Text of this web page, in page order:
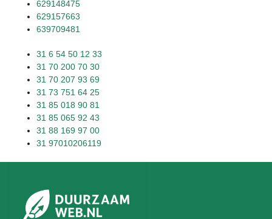
629148475
629157663
639709481
31 6 54 50 12 33
31 70 200 70 30
31 70 207 93 69
31 73 751 64 25
31 85 018 90 81
31 85 065 92 43
31 88 169 97 00
31 97010206119